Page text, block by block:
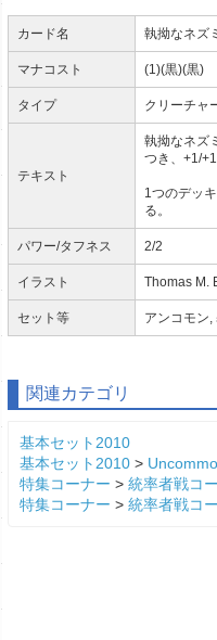
カード名 執拗なネズ
マナコスト (1)(黒)(黒)
タイプ クリーチャ
テキスト
執拗なネズ
つき、+1/
1つのデッ
る。
パワー/タフネス 2/2
イラスト Thomas M.
セット等 アンコモン
関連カテゴリ
基本セット2010
基本セット2010 >
特集コーナー > 統率者戦コ
特集コーナー > 統率者戦コ